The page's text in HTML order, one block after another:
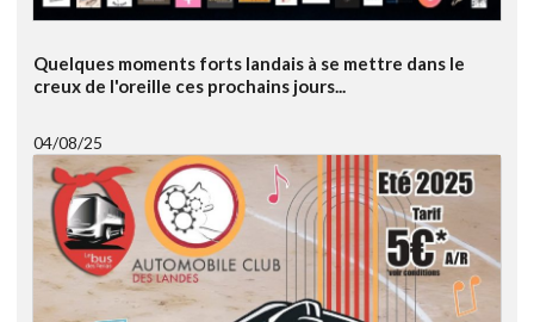
Quelques moments forts landais à se mettre dans le
creux de l'oreille ces prochains jours...
04/08/25